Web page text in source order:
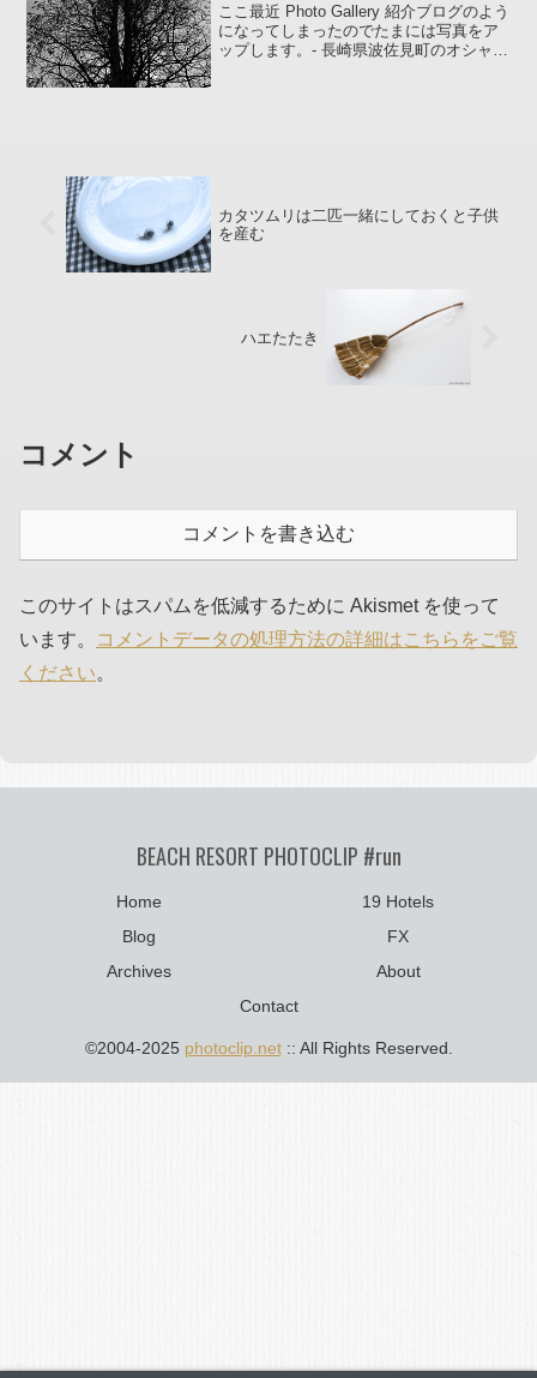
ここ最近 Photo Gallery 紹介ブログのよう
になってしまったのでたまには写真をア
ップします。- 長崎県波佐見町のオシャレ
カタツムリは二匹一緒にしておくと子供
を産む
ハエたたき
コメント
コメントを書き込む
このサイトはスパムを低減するために Akismet を使って
います。
コメントデータの処理方法の詳細はこちらをご覧
ください。
BEACH RESORT PHOTOCLIP #run
Home
19 Hotels
Blog
FX
Archives
About
Contact
©2004-2025 photoclip.net:: All Rights Reserved.